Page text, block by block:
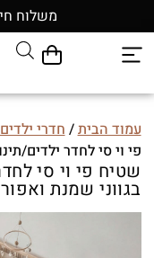
משלוח חינם
עמוד הבית/חדרי ילדים
פי וי סי לחדר ילדים/
שטיח פי וי סי
בגווני שמנת ואפור